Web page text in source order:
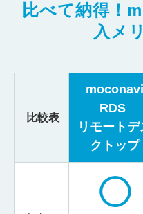
比べて納得！
入メ
比較表
moconavi
RDS
リモートデ
クトップ
◯